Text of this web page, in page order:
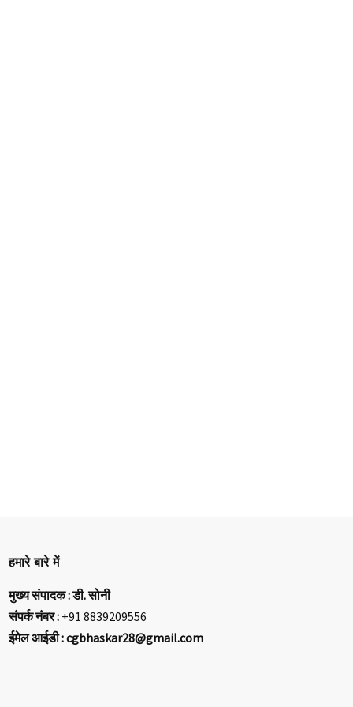
हमारे बारे में
मुख्य संपादक : डी. सोनी
संपर्क नंबर : +91 8839209556
ईमेल आईडी : cgbhaskar28@gmail.com